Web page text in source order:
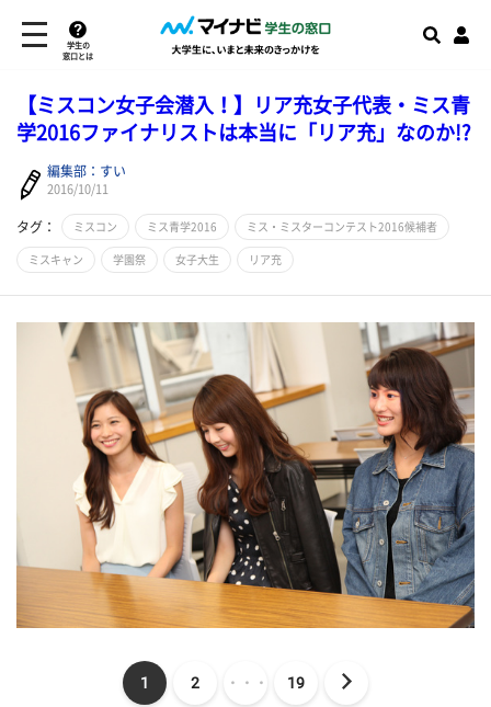
学生の
窓口とは
【ミスコン女子会潜入！】リア充女子代表・ミス青
学2016ファイナリストは本当に「リア充」なのか!?
編集部：すい
2016/10/11
タグ： ミスコン ミス青学2016 ミス・ミスターコンテスト2016候補者
ミスキャン 学園祭 女子大生 リア充
1 2 ・・・ 19